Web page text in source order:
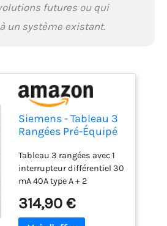
futures ou qui
un système existant.
Siemens - Tableau 3
Rangées Pré-Équipé
Tableau 3 rangées avec 1
interrupteur différentiel 30
mA 40A type A + 2
mA 40A type AC 3
disjoncteurs 10A + 9
314,90 €